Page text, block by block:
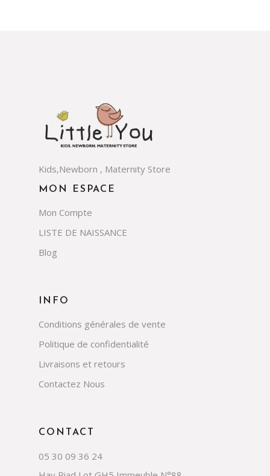
CONTACT
05 30 09 36 24
INFO
Conditions générales de vente
Politique de confidentialité
Livraisons et retours
Contactez Nous
MON ESPACE
Mon Compte
LISTE DE NAISSANCE
Blog
Kids,Newborn , Maternity Store